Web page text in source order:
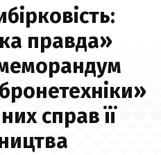
правда»
справ її